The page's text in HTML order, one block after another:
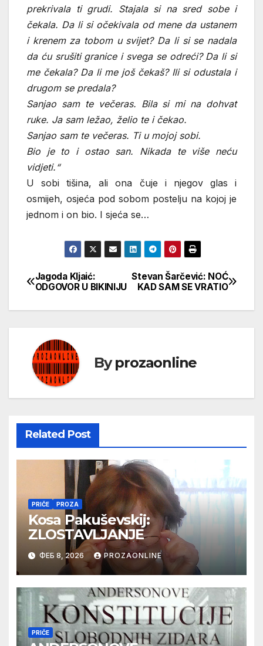
prekrivala ti grudi. Stajala si na sred sobe i
čekala. Da li si očekivala od mene da ustanem
i krenem za tobom u svijet? Da li si se nadala
da ću srušiti granice i svega se odreći? Da li si
me čekala? Da li me još čekaš? Ili si odustala i
drugom se predala?
Sanjao sam te večeras. Bila si mi na dohvat
ruke. Ja sam ležao, želio te i čekao.
Sanjao sam te večeras. Ti u mojoj sobi.
Bio je to i ostao san. Nikada te više neću
vidjeti.“
U sobi tišina, ali ona čuje i njegov glas i
osmijeh, osjeća pod sobom postelju na kojoj je
jednom i on bio. I sjeća se…
Кретање
чланка
Stevan Šarčević: NOĆ
KAD SAM SE VRATIO
Jagoda Kljaić:
ODGOVOR U BIKINIJU
Byprozaonline
Related Post
PRIČE PROZA
Kosa Pakuševskij:
ZLOSTAVLJANJE
ФЕБ 8, 2026 PROZAONLINE
PRIČE